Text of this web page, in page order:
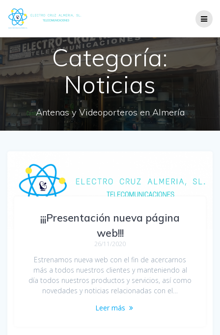
Categoría:
Noticias
Antenas y Videoporteros en Almería
¡¡¡Presentación nueva página
web!!!
26/11/2020
Estrenamos nueva web con el fin de acercarnos
más a todos nuestros clientes y manteniendo al
día todos nuestros productos y servicios, así como
novedades y noticias relacionadas con el…
Leer más